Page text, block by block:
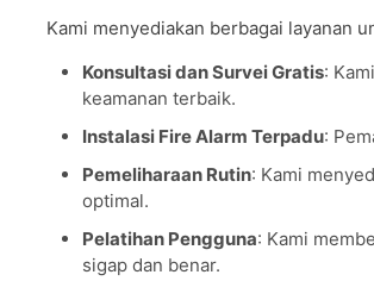
Kami menyediakan berbagai layanan
Konsultasi dan Survei Gratis:
keamanan terbaik.
Instalasi Fire Alarm Terpadu:
Pemeliharaan Rutin: Kami
optimal.
Pelatihan Pengguna: Kami
sigap dan benar.